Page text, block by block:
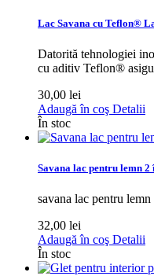
Lac Savana cu Teflon®
Datorită tehnologiei
cu aditiv Teflon®
30,00 lei
Adaugă în coş Detalii
În stoc
Savana lac pentru lemn
savana lac pentru
32,00 lei
Adaugă în coş Detalii
În stoc